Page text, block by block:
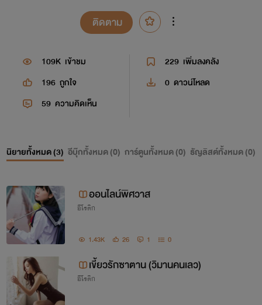
ติดตาม
109K เข้าชม 229 เพิ่มลงคลัง
196 ถูกใจ 0 ดาวน์โหลด
59 ความคิดเห็น
นิยายทั้งหมด (3) อีบุ๊กทั้งหมด (0) การ์ตูนทั้งหมด (0) ธัญลิสต์ทั้งหมด (0)
ออนไลน์พิศวาส
อีโรติก
1.43K 26 1 0
เขี้ยวรักซาตาน (วิมานคนเลว)
อีโรติก